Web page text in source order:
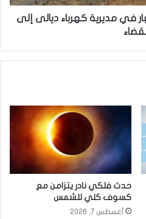
كبار في مديرية كهرباء ديالى إلى
حدث فلكي نادر يتزامن مع
كسوف كلي للشمس
أغسطس 7, 2026